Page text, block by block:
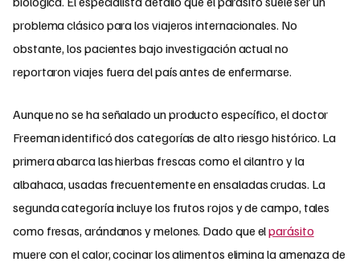
problema clásico para los viajeros internacionales. No
obstante, los pacientes bajo investigación actual no
reportaron viajes fuera del país antes de enfermarse.
Aunque no se ha señalado un producto específico, el doctor
Freeman identificó dos categorías de alto riesgo histórico. La
primera abarca las hierbas frescas como el cilantro y la
albahaca, usadas frecuentemente en ensaladas crudas. La
segunda categoría incluye los frutos rojos y de campo, tales
como fresas, arándanos y melones. Dado que elparásito
muere con el calor, cocinar los alimentos elimina la amenaza de